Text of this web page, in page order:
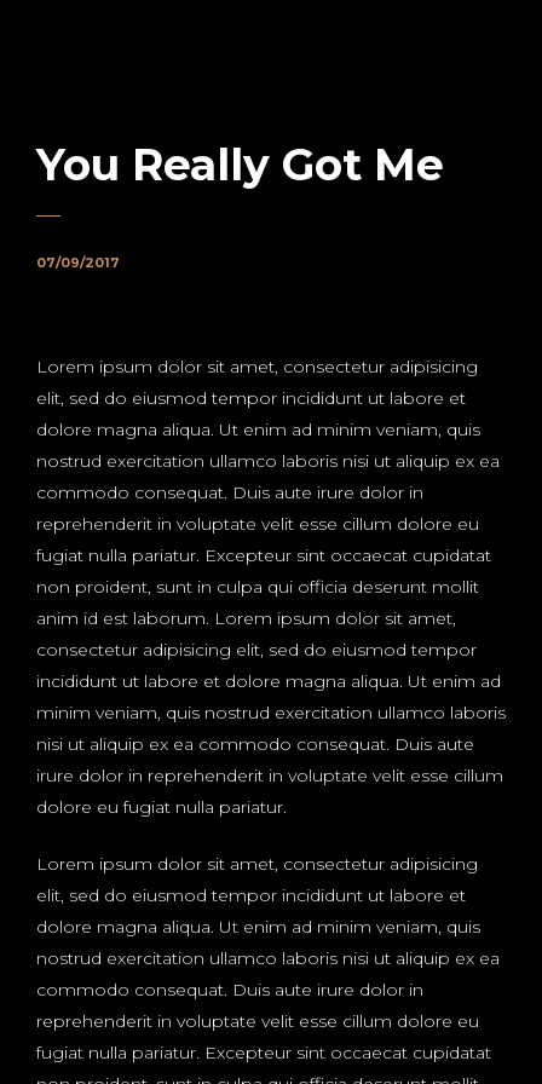
You Really Got Me
07/09/2017
Lorem ipsum dolor sit amet, consectetur adipisicing
elit, sed do eiusmod tempor incididunt ut labore et
dolore magna aliqua. Ut enim ad minim veniam, quis
nostrud exercitation ullamco laboris nisi ut aliquip ex ea
commodo consequat. Duis aute irure dolor in
reprehenderit in voluptate velit esse cillum dolore eu
fugiat nulla pariatur. Excepteur sint occaecat cupidatat
non proident, sunt in culpa qui officia deserunt mollit
anim id est laborum. Lorem ipsum dolor sit amet,
consectetur adipisicing elit, sed do eiusmod tempor
incididunt ut labore et dolore magna aliqua. Ut enim ad
minim veniam, quis nostrud exercitation ullamco laboris
nisi ut aliquip ex ea commodo consequat. Duis aute
irure dolor in reprehenderit in voluptate velit esse cillum
dolore eu fugiat nulla pariatur.
Lorem ipsum dolor sit amet, consectetur adipisicing
elit, sed do eiusmod tempor incididunt ut labore et
dolore magna aliqua. Ut enim ad minim veniam, quis
nostrud exercitation ullamco laboris nisi ut aliquip ex ea
commodo consequat. Duis aute irure dolor in
reprehenderit in voluptate velit esse cillum dolore eu
fugiat nulla pariatur. Excepteur sint occaecat cupidatat